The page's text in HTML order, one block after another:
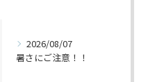
2026/08/07
暑さにご注意！！